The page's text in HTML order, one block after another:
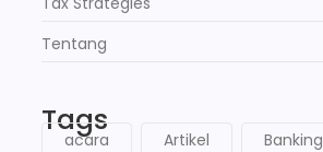
Tentang
Tags
acara Artikel Banking